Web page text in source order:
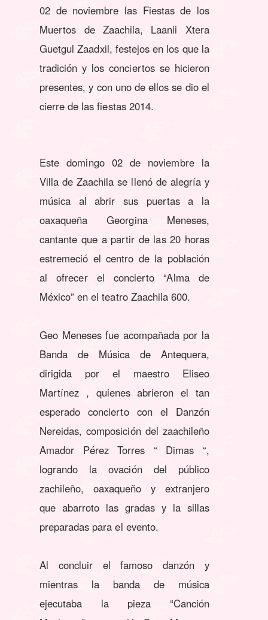
02 de noviembre las Fiestas de los
Muertos de Zaachila, Laanii Xtera
Guetgul Zaadxil, festejos en los que la
tradición y los conciertos se hicieron
presentes, y con uno de ellos se dio el
cierre de las fiestas 2014.
Este domingo 02 de noviembre la
Villa de Zaachila se llenó de alegría y
música al abrir sus puertas a la
oaxaqueña Georgina Meneses,
cantante que a partir de las 20 horas
estremeció el centro de la población
al ofrecer el concierto “Alma de
México” en el teatro Zaachila 600.
Geo Meneses fue acompañada por la
Banda de Música de Antequera,
dirigida por el maestro Eliseo
Martínez , quienes abrieron el tan
esperado concierto con el Danzón
Nereidas, composición del zaachileño
Amador Pérez Torres “ Dimas “,
logrando la ovación del público
zachileño, oaxaqueño y extranjero
que abarroto las gradas y la sillas
preparadas para el evento.
Al concluir el famoso danzón y
mientras la banda de música
ejecutaba la pieza “Canción